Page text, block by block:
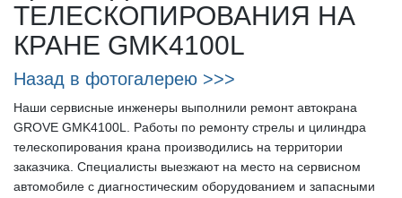
ТЕЛЕСКОПИРОВАНИЯ НА
КРАНЕ GMK4100L
Назад в фотогалерею >>>
Наши сервисные инженеры выполнили ремонт автокрана
GROVE GMK4100L. Работы по ремонту стрелы и цилиндра
телескопирования крана производились на территории
заказчика. Специалисты выезжают на место на сервисном
автомобиле с диагностическим оборудованием и запасными